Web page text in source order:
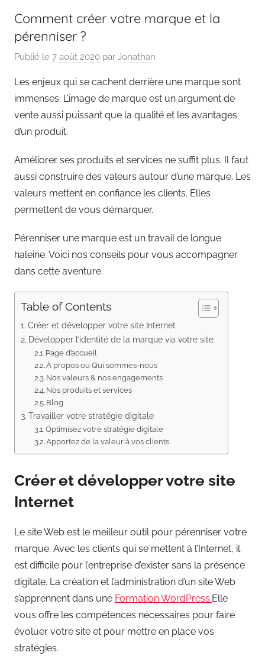
Comment créer votre marque et la
pérenniser ?
Publié le 7 août 2020 par Jonathan
Les enjeux qui se cachent derrière une marque sont
immenses. L’image de marque est un argument de
vente aussi puissant que la qualité et les avantages
d’un produit.
Améliorer ses produits et services ne suffit plus. Il faut
aussi construire des valeurs autour d’une marque. Les
valeurs mettent en confiance les clients. Elles
permettent de vous démarquer.
Pérenniser une marque est un travail de longue
haleine. Voici nos conseils pour vous accompagner
dans cette aventure.
Table of Contents
Créer et développer votre site Internet
Développer l’identité de la marque via votre site
Page d’accueil
À propos ou Qui sommes-nous
Nos valeurs & nos engagements
Nos produits et services
Blog
Travailler votre stratégie digitale
Optimisez votre stratégie digitale
Apportez de la valeur à vos clients
Créer et développer votre site
Internet
Le site Web est le meilleur outil pour pérenniser votre
marque. Avec les clients qui se mettent à l’Internet, il
est difficile pour l’entreprise d’exister sans la présence
digitale. La création et l’administration d’un site Web
s’apprennent dans une Formation WordPress.Elle
vous offre les compétences nécessaires pour faire
évoluer votre site et pour mettre en place vos
stratégies.